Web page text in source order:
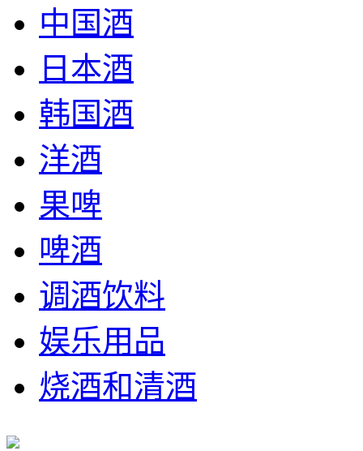
中国酒
日本酒
韩国酒
洋酒
果啤
啤酒
调酒饮料
娱乐用品
烧酒和清酒